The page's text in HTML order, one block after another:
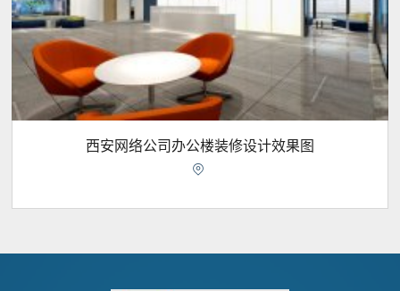
西安网络公司办公楼装修设计效果图
